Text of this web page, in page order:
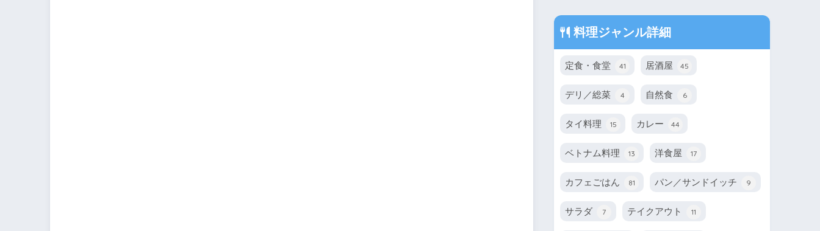
料理ジャンル詳細
定食・食堂 41 居酒屋 45
デリ／総菜 4 自然食 6
タイ料理 15 カレー 44
ベトナム料理 13 洋食屋 17
カフェごはん 81 パン／サンドイッチ 9
サラダ 7 テイクアウト 11